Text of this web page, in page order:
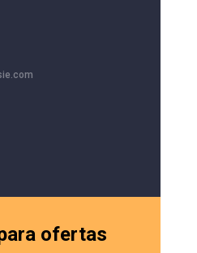
ofertas